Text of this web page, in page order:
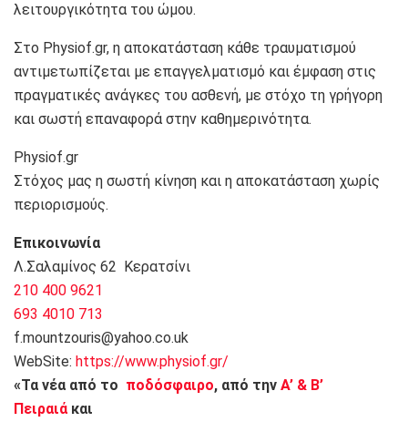
λειτουργικότητα του ώμου.
Στο Physiof.gr, η αποκατάσταση κάθε τραυματισμού
αντιμετωπίζεται με επαγγελματισμό και έμφαση στις
πραγματικές ανάγκες του ασθενή, με στόχο τη γρήγορη
και σωστή επαναφορά στην καθημερινότητα.
Physiof.gr
Στόχος μας η σωστή κίνηση και η αποκατάσταση χωρίς
περιορισμούς.
Επικοινωνία
Λ.Σαλαμίνος 62 Κερατσίνι
210 400 9621
693 4010 713
f.mountzouris@yahoo.co.uk
WebSite: https://www.physiof.gr/
«Τα νέα από το ποδόσφαιρο, από την Α’ & Β’
Πειραιάκαι